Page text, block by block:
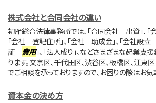
株式会社と合同会社の違い
初雁総合法律事務所では、「合同会社 出資」、「
「会社 登記住所」、「会社 助成金」、「会社設立
証 費用」、「法人成り」、などさまざまな起業支
ります。文京区、千代田区、渋谷区、板橋区、江東
でご相談を承っておりますので、お困りの際はお気
資本金の決め方